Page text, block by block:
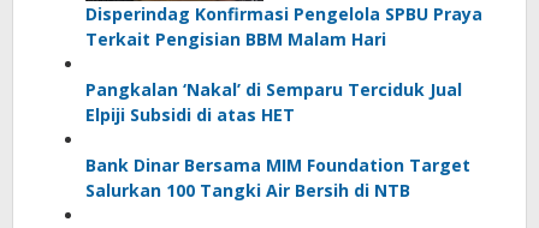
Disperindag Konfirmasi Pengelola SPBU Praya
Terkait Pengisian BBM Malam Hari
Pangkalan ‘Nakal’ di Semparu Terciduk Jual
Elpiji Subsidi di atas HET
Bank Dinar Bersama MIM Foundation Target
Salurkan 100 Tangki Air Bersih di NTB